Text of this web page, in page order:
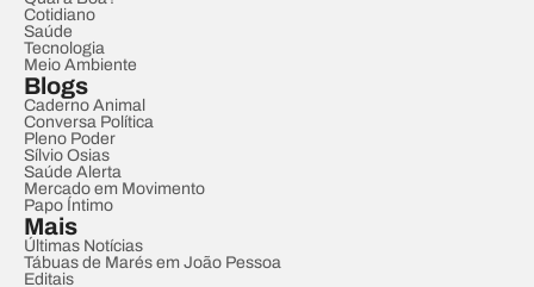
Cotidiano
Saúde
Tecnologia
Meio Ambiente
Blogs
Caderno Animal
Conversa Política
Pleno Poder
Sílvio Osias
Saúde Alerta
Mercado em Movimento
Papo Íntimo
Mais
Últimas Notícias
Tábuas de Marés em João Pessoa
Editais